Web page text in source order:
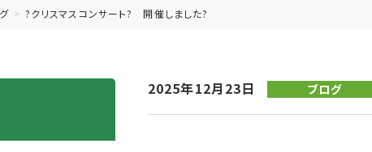
?クリスマスコンサート? 開催しました?
2025年12月23日 ブログ